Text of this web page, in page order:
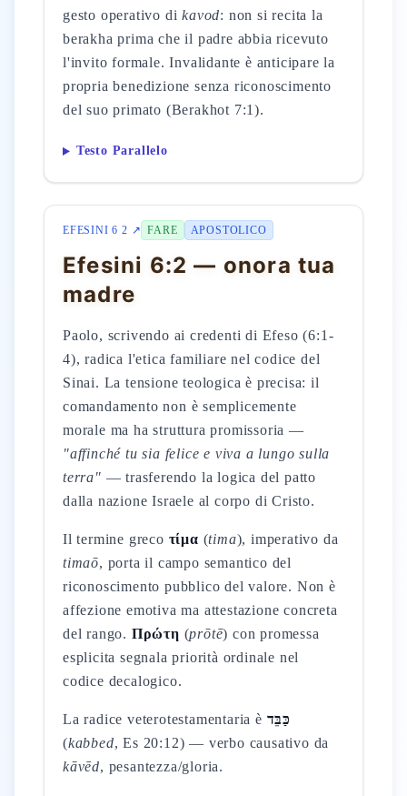
gesto operativo dikavod: non si recita la
berakha prima che il padre abbia ricevuto
l'invito formale. Invalidante è anticipare la
propria benedizione senza riconoscimento
del suo primato (Berakhot 7:1).
Testo Parallelo
EFESINI 6 2 ↗ FARE APOSTOLICO
Efesini 6:2 — onora tua
madre
Paolo, scrivendo ai credenti di Efeso (6:1-
4), radica l'etica familiare nel codice del
Sinai. La tensione teologica è precisa: il
comandamento non è semplicemente
morale ma ha struttura promissoria —
"affinché tu sia felice e viva a lungo sulla
terra" — trasferendo la logica del patto
dalla nazione Israele al corpo di Cristo.
Il termine greco τίμα (tima), imperativo da
timaō, porta il campo semantico del
riconoscimento pubblico del valore. Non è
affezione emotiva ma attestazione concreta
del rango. Πρώτη (prōtē) con promessa
esplicita segnala priorità ordinale nel
codice decalogico.
La radice veterotestamentaria è כַּבֵּד
(kabbed, Es 20:12) — verbo causativo da
kāvēd, pesantezza/gloria.